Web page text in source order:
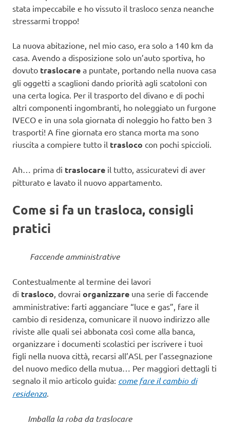
stata impeccabile e ho vissuto il trasloco senza neanche
stressarmi troppo!
La nuova abitazione, nel mio caso, era solo a 140 km da
casa. Avendo a disposizione solo un’auto sportiva, ho
dovuto traslocare a puntate, portando nella nuova casa
gli oggetti a scaglioni dando priorità agli scatoloni con
una certa logica. Per il trasporto del divano e di pochi
altri componenti ingombranti, ho noleggiato un furgone
IVECO e in una sola giornata di noleggio ho fatto ben 3
trasporti! A fine giornata ero stanca morta ma sono
riuscita a compiere tutto il trasloco con pochi spiccioli.
Ah… prima di traslocare il tutto, assicuratevi di aver
pitturato e lavato il nuovo appartamento.
Come si fa un trasloca, consigli
pratici
Faccende amministrative
Contestualmente al termine dei lavori
di trasloco dovrai organizzare una serie di faccende
amministrative: farti agganciare “luce e gas”, fare il
cambio di residenza, comunicare il nuovo indirizzo alle
riviste alle quali sei abbonata così come alla banca,
organizzare i documenti scolastici per iscrivere i tuoi
figli nella nuova città, recarsi all’ASL per l’assegnazione
del nuovo medico della mutua… Per maggiori dettagli ti
segnalo il mio articolo guida: come fare il cambio di
residenza.
Imballa la roba da traslocare